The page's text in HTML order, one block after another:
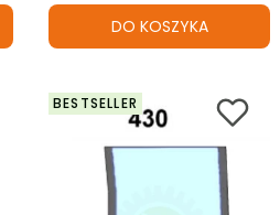
DO KOSZYKA
BESTSELLER